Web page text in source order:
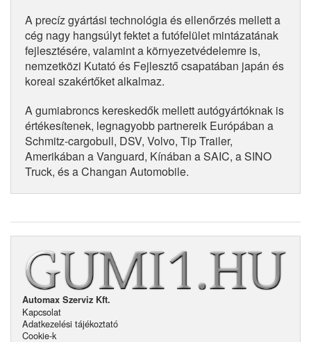
A precíz gyártási technológia és ellenőrzés mellett a
cég nagy hangsúlyt fektet a futófelület mintázatának
fejlesztésére, valamint a környezetvédelemre is,
nemzetközi Kutató és Fejlesztő csapatában japán és
koreai szakértőket alkalmaz.
A gumiabroncs kereskedők mellett autógyártóknak is
értékesítenek, legnagyobb partnereik Európában a
Schmitz-cargobull, DSV, Volvo, Tip Trailer,
Amerikában a Vanguard, Kínában a SAIC, a SINO
Truck, és a Changan Automobile.
Automax Szerviz Kft.
Kapcsolat
Adatkezelési tájékoztató
Cookie-k